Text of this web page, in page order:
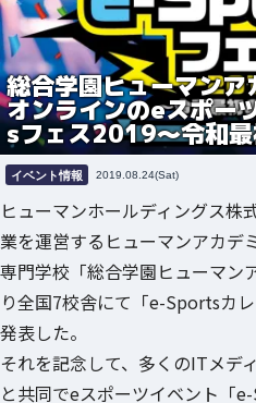
総合学園ヒューマン
オンラインのeスポ
sフェス2019～令和
イベント情報 2019.08.24(Sat)
ヒューマンホールディングス株
業を運営するヒューマンアカデ
専門学校「総合学園ヒューマン
り全国7校舎にて「e-Sportsカ
発表した。
それを記念して、多くのITメデ
と共同でeスポーツイベント「